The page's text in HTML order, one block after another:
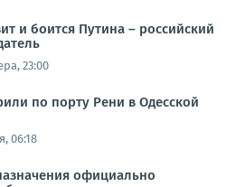
и боится Путина – российский
23:00
по порту Рени в Одесской
06:18
официально